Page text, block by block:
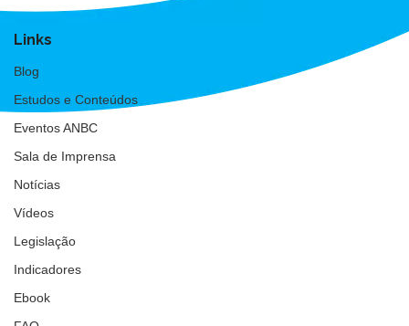
Links
Blog
Estudos e Conteúdos
Eventos ANBC
Sala de Imprensa
Notícias
Vídeos
Legislação
Indicadores
Ebook